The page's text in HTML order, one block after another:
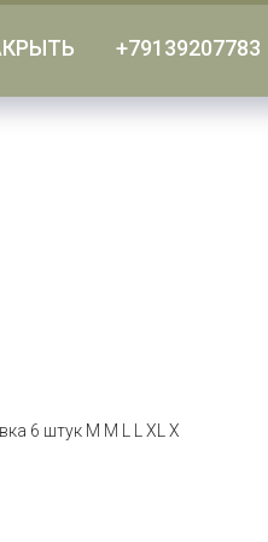
+79139207783
6 штук M M L L XL X